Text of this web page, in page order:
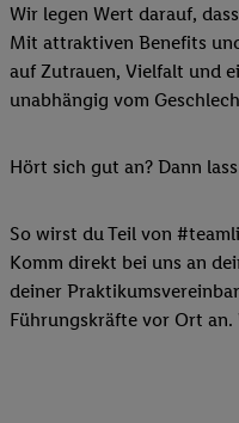
Wir legen Wert darauf,
Mit attraktiven Benefits
auf Zutrauen, Vielfalt und
unabhängig vom
Hört sich gut an? Dann
So wirst du Teil von
Komm direkt bei uns an
deiner
Führungskräfte vor Ort